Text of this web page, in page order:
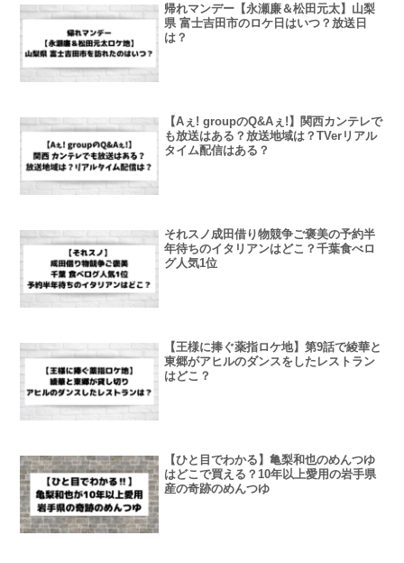
帰れマンデー【永瀬廉＆松田元太】山梨
県 富士吉田市のロケ日はいつ？放送日
は？
【Aぇ! groupのQ&Aぇ!】関西カンテレで
も放送はある？放送地域は？TVerリアル
タイム配信はある？
それスノ成田借り物競争ご褒美の予約半
年待ちのイタリアンはどこ？千葉食べロ
グ人気1位
【王様に捧ぐ薬指ロケ地】第9話で綾華と
東郷がアヒルのダンスをしたレストラン
はどこ？
【ひと目でわかる】亀梨和也のめんつゆ
はどこで買える？10年以上愛用の岩手県
産の奇跡のめんつゆ